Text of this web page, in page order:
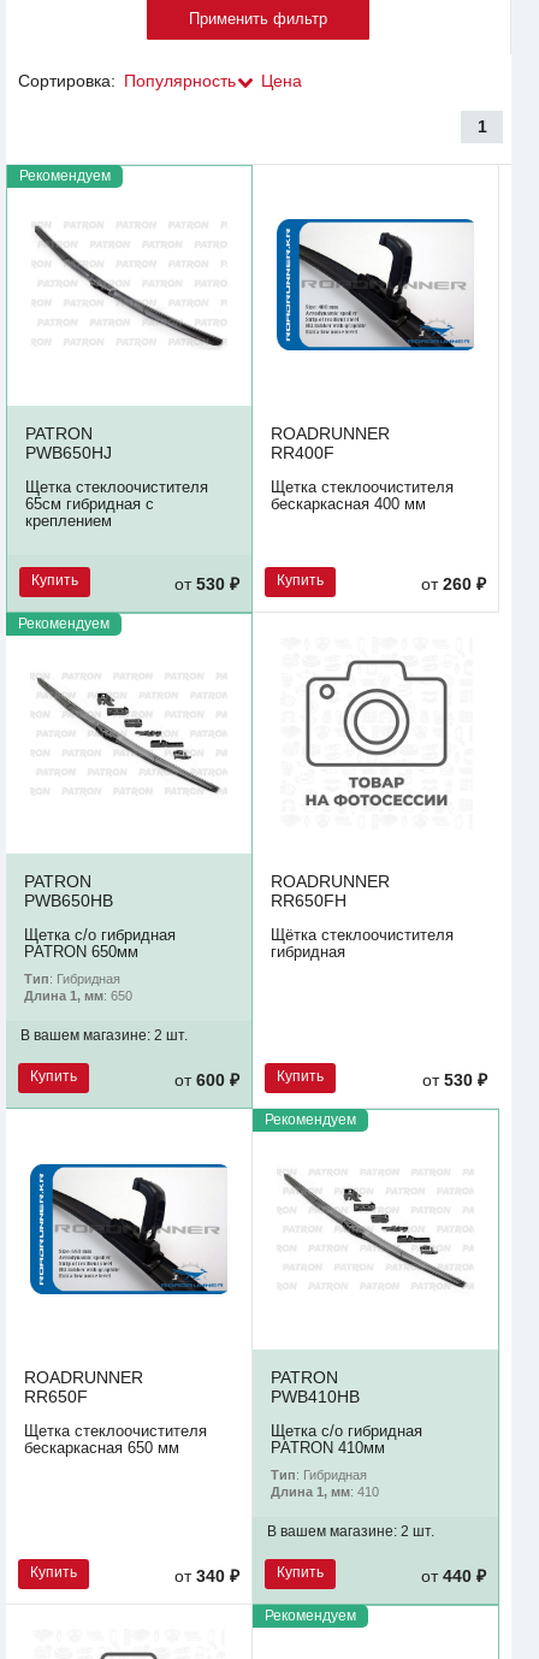
Сортировка: Популярность Цена
1
Рекомендуем
PATRON
PWB650HJ
Щетка стеклоочистителя
65см гибридная с
креплением
Купить от530 ₽
ROADRUNNER
RR400F
Щетка стеклоочистителя
бескаркасная 400 мм
Купить от260 ₽
Рекомендуем
PATRON
PWB650HB
Щетка с/о гибридная
PATRON 650мм
Тип: Гибридная
Длина 1, мм: 650
В вашем магазине: 2 шт.
Купить от600 ₽
ROADRUNNER
RR650FH
Щётка стеклоочистителя
гибридная
Купить от530 ₽
ROADRUNNER
RR650F
Щетка стеклоочистителя
бескаркасная 650 мм
Купить от340 ₽
Рекомендуем
PATRON
PWB410HB
Щетка с/о гибридная
PATRON 410мм
Тип: Гибридная
Длина 1, мм: 410
В вашем магазине: 2 шт.
Купить от440 ₽
Рекомендуем